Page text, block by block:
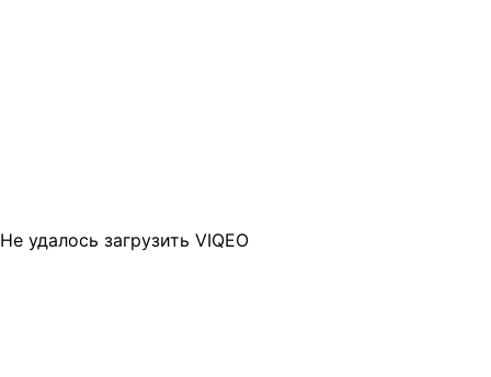
Не удалось загрузить VIQEO